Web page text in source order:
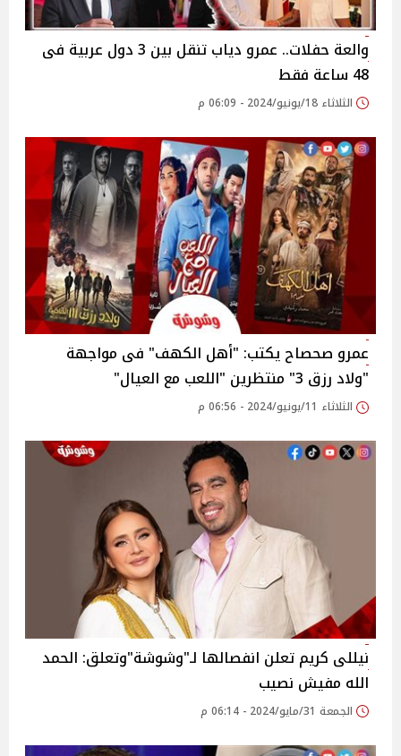
والعة حفلات.. عمرو دياب تنقل بين 3 دول عربية فى
48 ساعة فقط
الثلاثاء 18/يونيو/2024 - 06:09 م
عمرو صحصاح يكتب: "أهل الكهف" فى مواجهة
"ولاد رزق 3" منتظرين "اللعب مع العيال"
الثلاثاء 11/يونيو/2024 - 06:56 م
نيللى كريم تعلن انفصالها لـ"وشوشة"وتعلق: الحمد
الله مفيش نصيب
الجمعة 31/مايو/2024 - 06:14 م